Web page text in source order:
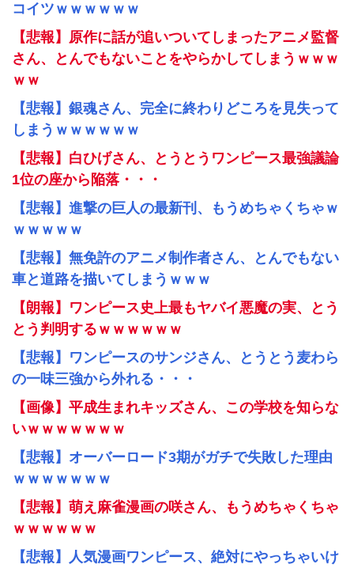
コイツｗｗｗｗｗｗ
【悲報】原作に話が追いついてしまったアニメ監督
さん、とんでもないことをやらかしてしまうｗｗｗ
ｗｗ
【悲報】銀魂さん、完全に終わりどころを見失って
しまうｗｗｗｗｗｗ
【悲報】白ひげさん、とうとうワンピース最強議論
1位の座から陥落・・・
【悲報】進撃の巨人の最新刊、もうめちゃくちゃｗ
ｗｗｗｗｗ
【悲報】無免許のアニメ制作者さん、とんでもない
車と道路を描いてしまうｗｗｗ
【朗報】ワンピース史上最もヤバイ悪魔の実、とう
とう判明するｗｗｗｗｗｗ
【悲報】ワンピースのサンジさん、とうとう麦わら
の一味三強から外れる・・・
【画像】平成生まれキッズさん、この学校を知らな
いｗｗｗｗｗｗｗ
【悲報】オーバーロード3期がガチで失敗した理由
ｗｗｗｗｗｗｗ
【悲報】萌え麻雀漫画の咲さん、もうめちゃくちゃ
ｗｗｗｗｗｗ
【悲報】人気漫画ワンピース、絶対にやっちゃいけ